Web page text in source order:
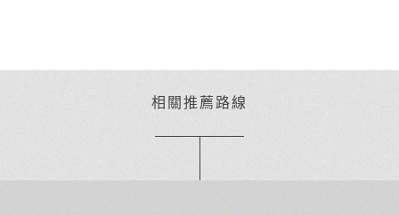
相關推薦路線